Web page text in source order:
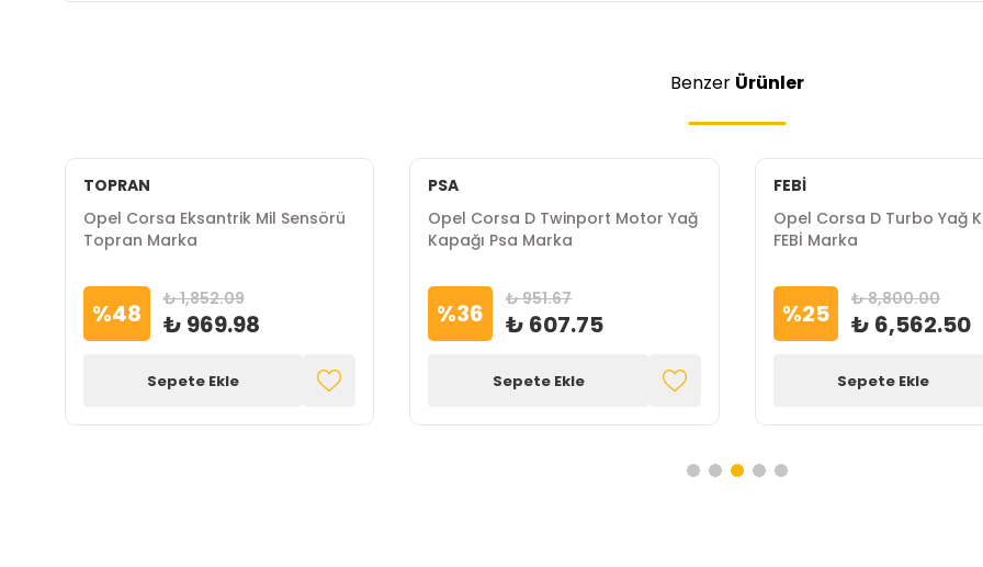
Benzer Ürünler
TOPRAN
Opel Corsa Eksantrik Mil Sensörü
Topran Marka
%48 ₺ 1,852.09
₺ 969.98
Sepete Ekle
PSA
Opel Corsa D Twinport Motor Yağ
Kapağı Psa Marka
%36 ₺ 951.67
₺ 607.75
Sepete Ekle
FEBİ
Opel Corsa D Turbo Yağ
FEBİ Marka
%25 ₺ 8,800.00
₺ 6,562.50
Sepete Ekle